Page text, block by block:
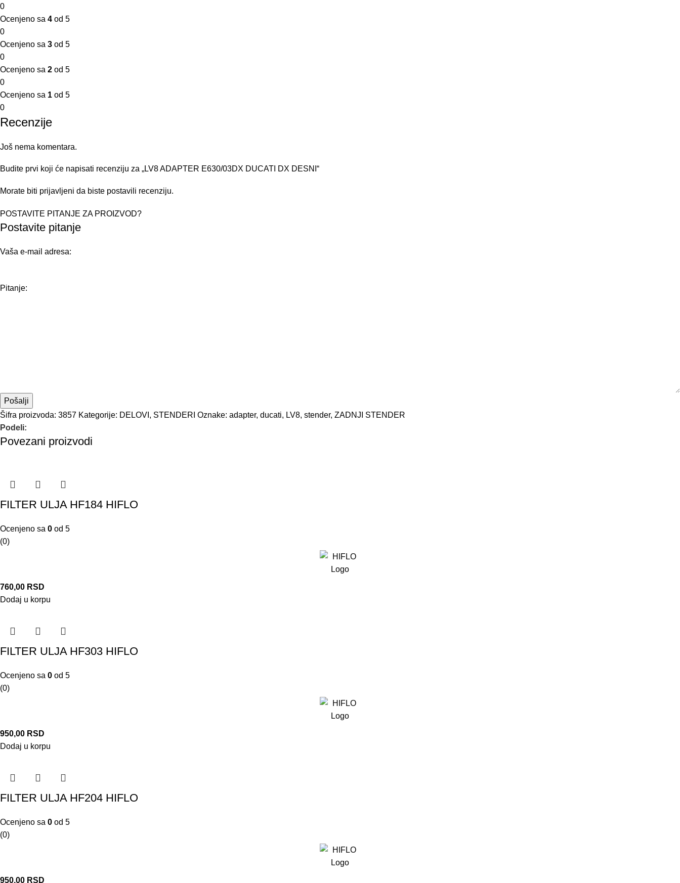
0
Ocenjeno sa 4 od 5
0
Ocenjeno sa 3 od 5
0
Ocenjeno sa 2 od 5
0
Ocenjeno sa 1 od 5
0
Recenzije
Još nema komentara.
Budite prvi koji će napisati recenziju za „LV8 ADAPTER E630/03DX DUCATI DX DESNI“
Morate biti prijavljeni da biste postavili recenziju.
POSTAVITE PITANJE ZA PROIZVOD?
Postavite pitanje
Vaša e-mail adresa:
Pitanje:
Šifra proizvoda: 3857 Kategorije: DELOVI , STENDERI Oznake: adapter, ducati, LV8, stender, ZADNJI STENDER
Podeli:
Povezani proizvodi
FILTER ULJA HF184 HIFLO
Ocenjeno sa 0 od 5
(0)
760,00 RSD
Dodaj u korpu
FILTER ULJA HF303 HIFLO
Ocenjeno sa 0 od 5
(0)
950,00 RSD
Dodaj u korpu
FILTER ULJA HF204 HIFLO
Ocenjeno sa 0 od 5
(0)
950,00 RSD